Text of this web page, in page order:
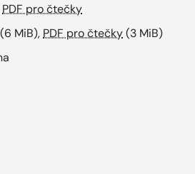
PDF pro čtečky
(6 MiB),PDF pro čtečky(3 MiB)